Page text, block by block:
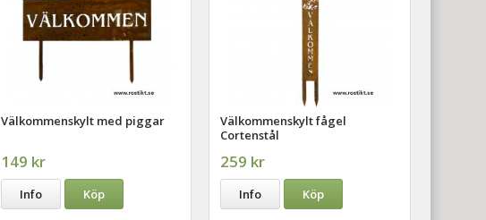
Välkommenskylt med piggar
149 kr
Info Köp
Välkommenskylt fågel
Cortenstål
259 kr
Info Köp